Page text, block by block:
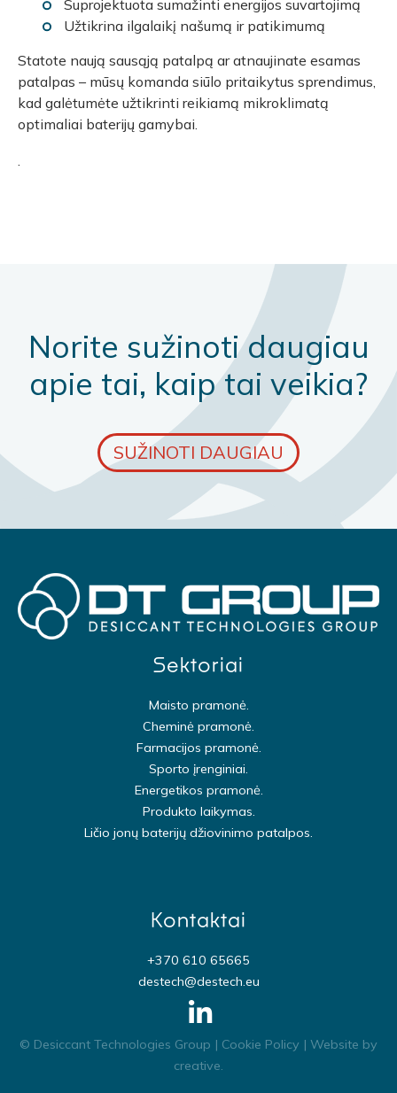
Suprojektuota sumažinti energijos suvartojimą
Užtikrina ilgalaikį našumą ir patikimumą
Statote naują sausąją patalpą ar atnaujinate esamas
patalpas – mūsų komanda siūlo pritaikytus sprendimus,
kad galėtumėte užtikrinti reikiamą mikroklimatą
optimaliai baterijų gamybai.
.
Norite sužinoti daugiau
apie tai, kaip tai veikia?
SUŽINOTI DAUGIAU
Sektoriai
Maisto pramonė.
Cheminė pramonė.
Farmacijos pramonė.
Sporto įrenginiai.
Energetikos pramonė.
Produkto laikymas.
Ličio jonų baterijų džiovinimo patalpos.
Kontaktai
+370 610 65665
destech@destech.eu
© Desiccant Technologies Group | Cookie Policy | Website by
creative.